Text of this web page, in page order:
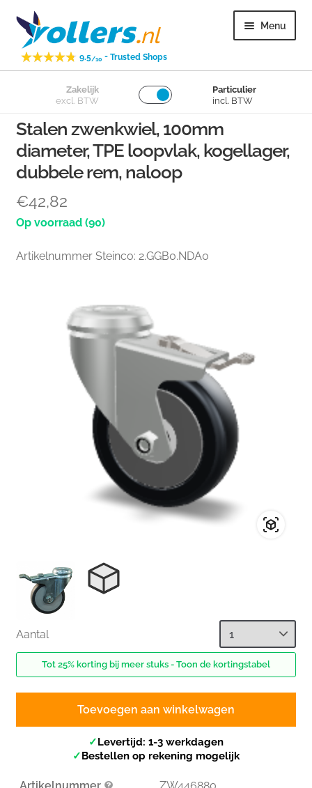
Ga
door
naar
navigatie
Ga
naar
de
inhoud
9.5/10 - Trusted Shops
Menu
Zwenkwielen
Bokwielen
Losse wielen
Overig
Klantenservice
Zakelijk
excl. BTW
Particulier
incl. BTW
Stalen zwenkwiel, 100mm
diameter, TPE loopvlak, kogellager,
dubbele rem, naloop
€42,82
(90)
Artikelnummer Steinco: 2.GGB0.NDA0
Aantal
Tot 25% korting bij meer stuks - Toon de kortingstabel
Toevoegen aan winkelwagen
✓Levertijd: 1-3 werkdagen
✓Bestellen op rekening mogelijk